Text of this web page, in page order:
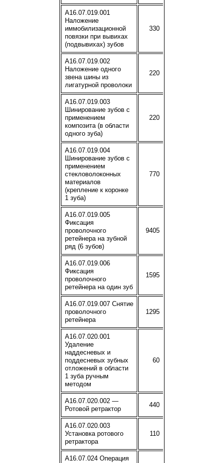
A16.07.019.001
Наложение
иммобилизационной
повязки при вывихах
(подвывихах) зубов
330
A16.07.019.002
Наложение одного
звена шины из
лигатурной проволоки
220
A16.07.019.003
Шинирование зубов с
применением
композита (в области
одного зуба)
220
A16.07.019.004
Шинирование зубов с
применением
стекловолоконных
материалов
(крепление к коронке
1 зуба)
770
A16.07.019.005
Фиксация
проволочного
ретейнера на зубной
ряд (6 зубов)
9405
A16.07.019.006
Фиксация
проволочного
ретейнера на один зуб
1595
A16.07.019.007 Снятие
проволочного
ретейнера
1295
A16.07.020.001
Удаление
наддесневых и
поддесневых зубных
отложений в области
1 зуба ручным
методом
60
A16.07.020.002 —
Ротовой ретрактор
440
A16.07.020.003
Установка ротового
ретрактора
110
A16.07.024 Операция